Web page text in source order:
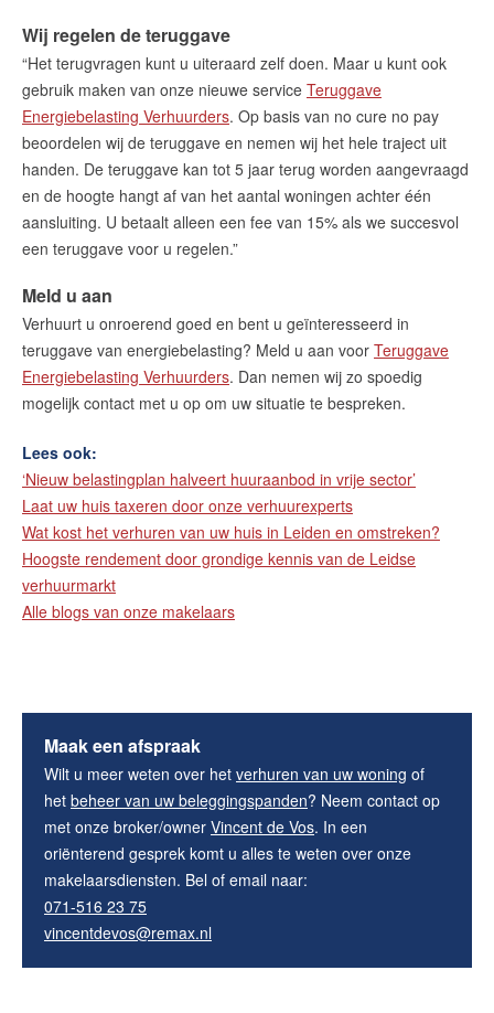
Wij regelen de teruggave
“Het terugvragen kunt u uiteraard zelf doen. Maar u kunt ook
gebruik maken van onze nieuwe service Teruggave
Energiebelasting Verhuurders. Op basis van no cure no pay
beoordelen wij de teruggave en nemen wij het hele traject uit
handen. De teruggave kan tot 5 jaar terug worden aangevraagd
en de hoogte hangt af van het aantal woningen achter één
aansluiting. U betaalt alleen een fee van 15% als we succesvol
een teruggave voor u regelen.”
Meld u aan
Verhuurt u onroerend goed en bent u geïnteresseerd in
teruggave van energiebelasting? Meld u aan voor Teruggave
Energiebelasting Verhuurders. Dan nemen wij zo spoedig
mogelijk contact met u op om uw situatie te bespreken.
Lees ook:
‘Nieuw belastingplan halveert huuraanbod in vrije sector’
Laat uw huis taxeren door onze verhuurexperts
Wat kost het verhuren van uw huis in Leiden en omstreken?
Hoogste rendement door grondige kennis van de Leidse
verhuurmarkt
Alle blogs van onze makelaars
Maak een afspraak
Wilt u meer weten over het verhuren van uw woning of
het beheer van uw beleggingspanden? Neem contact op
met onze broker/owner Vincent de Vos. In een
oriënterend gesprek komt u alles te weten over onze
makelaarsdiensten. Bel of email naar:
071-516 23 75
vincentdevos@remax.nl